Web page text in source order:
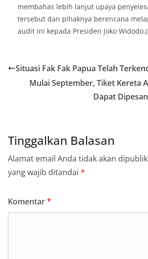
membahas lebih lanjut upaya
tersebut dan pihaknya berencana
audit ini kepada Presiden Joko
Situasi Fak Fak Papua Telah
Mulai September, Tiket Kereta
Dapat
Tinggalkan Balasan
Alamat email Anda tidak akan
yang wajib ditandai *
Komentar*